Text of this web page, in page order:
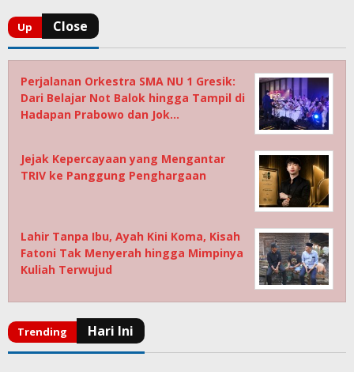
Perjalanan Orkestra SMA NU 1 Gresik:
Dari Belajar Not Balok hingga Tampil di
Hadapan Prabowo dan Jok…
Jejak Kepercayaan yang Mengantar
TRIV ke Panggung Penghargaan
Lahir Tanpa Ibu, Ayah Kini Koma, Kisah
Fatoni Tak Menyerah hingga Mimpinya
Kuliah Terwujud